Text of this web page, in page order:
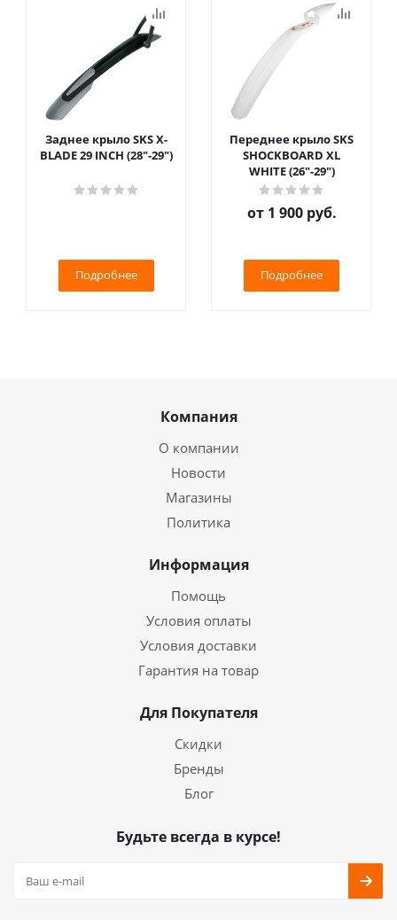
Заднее крыло SKS X-
BLADE 29 INCH (28"-29")
Подробнее
Переднее крыло SKS
SHOCKBOARD XL
WHITE (26"-29")
от 1 900 руб.
Подробнее
Компания
О компании
Новости
Магазины
Политика
Информация
Помощь
Условия оплаты
Условия доставки
Гарантия на товар
Для Покупателя
Скидки
Бренды
Блог
Будьте всегда в курсе!